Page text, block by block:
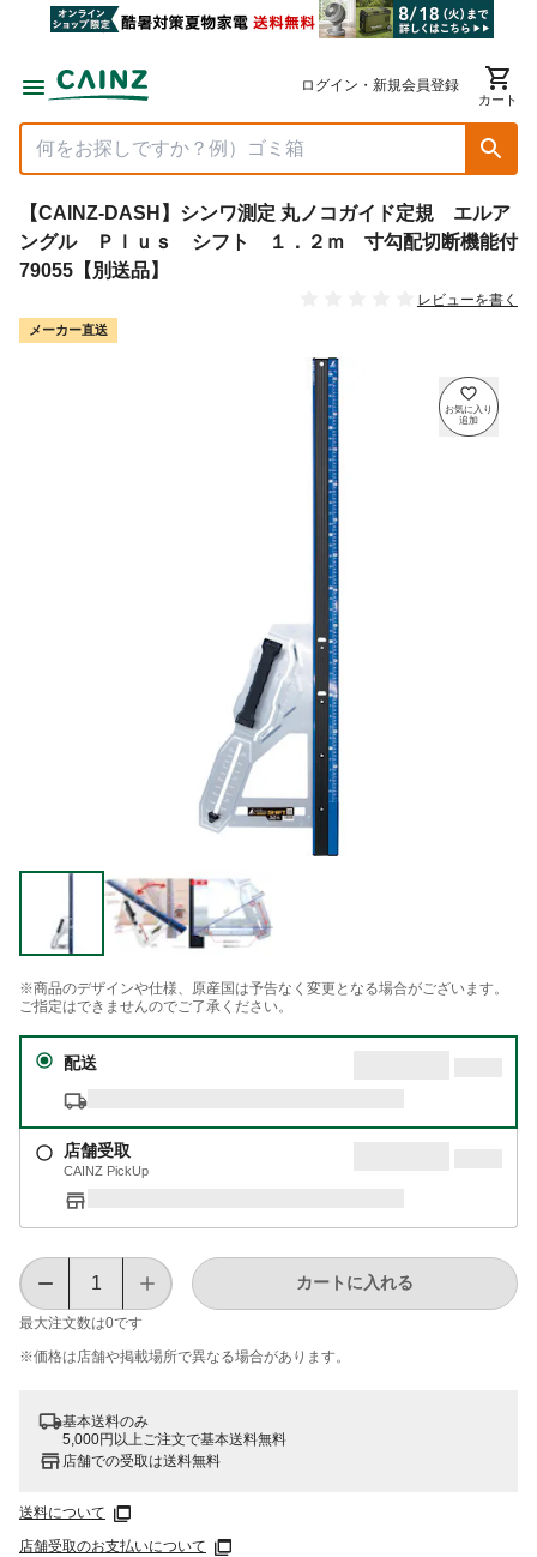
ログイン・新規会員登録
カート
【CAINZ-DASH】シンワ測定 丸ノコガイド定規 エルア
ングル Ｐｌｕｓ シフト １．２ｍ 寸勾配切断機能付
79055【別送品】
レビューを書く
メーカー直送
※商品のデザインや仕様、原産国は予告なく変更となる場合がございます。
ご指定はできませんのでご了承ください。
配送
店舗受取
CAINZ PickUp
最大注文数は0です
カートに入れる
※価格は​店舗や​掲載場所で​異なる​場合が​あります。
基本送料のみ
5,000円以上ご注文で基本送料無料
店舗での受取は送料無料
送料について
店舗受取のお支払いについて